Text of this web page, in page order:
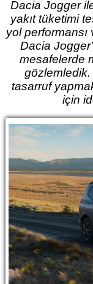
Dacia Jogger
yakıt tüketimi
yol
Dacia
mesafelerde
gözlemledik.
tasarruf
için